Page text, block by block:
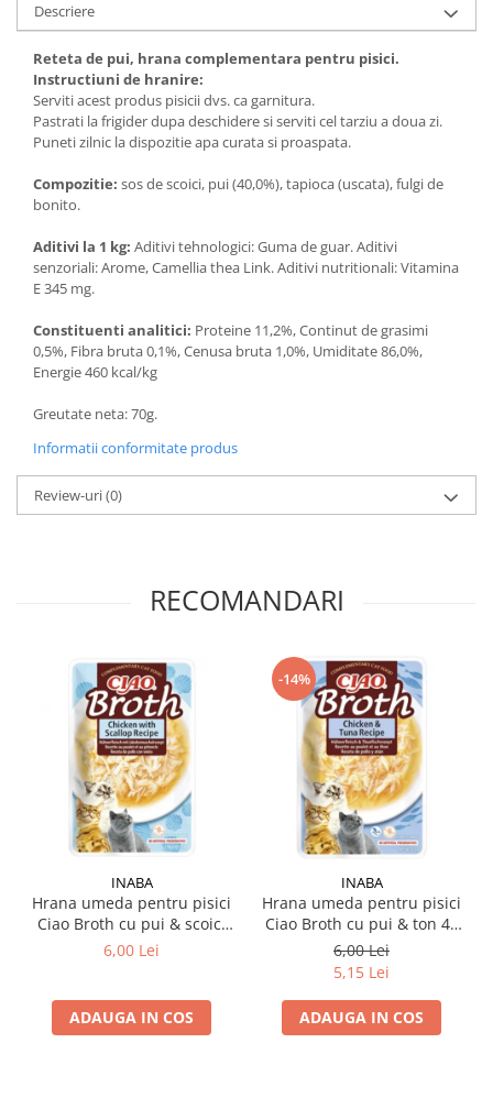
Descriere
Reteta de pui, hrana complementara pentru pisici.
Instructiuni de hranire:
Serviti acest produs pisicii dvs. ca garnitura.
Pastrati la frigider dupa deschidere si serviti cel tarziu a doua zi.
Puneti zilnic la dispozitie apa curata si proaspata.
Compozitie: sos de scoici, pui (40,0%), tapioca (uscata), fulgi de
bonito.
Aditivi la 1 kg: Aditivi tehnologici: Guma de guar. Aditivi
senzoriali: Arome, Camellia thea Link. Aditivi nutritionali: Vitamina
E 345 mg.
Constituenti analitici: Proteine 11,2%, Continut de grasimi
0,5%, Fibra bruta 0,1%, Cenusa bruta 1,0%, Umiditate 86,0%,
Energie 460 kcal/kg
Greutate neta: 70g.
Informatii conformitate produs
Review-uri(0)
RECOMANDARI
INABA
Hrana umeda pentru pisici
Ciao Broth cu pui & scoici
40 gr
6,00 Lei
ADAUGA IN COS
-14%
INABA
Hrana umeda pentru pisici
Ciao Broth cu pui & ton 40
gr
6,00 Lei
5,15 Lei
ADAUGA IN COS